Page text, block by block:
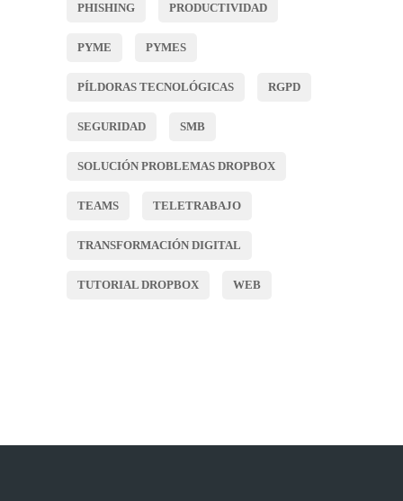
PHISHING PRODUCTIVIDAD
PYME PYMES
PÍLDORAS TECNOLÓGICAS RGPD
SEGURIDAD SMB
SOLUCIÓN PROBLEMAS DROPBOX
TEAMS TELETRABAJO
TRANSFORMACIÓN DIGITAL
TUTORIAL DROPBOX WEB